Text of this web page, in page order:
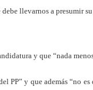
llevarnos a presumir
y que “nada
PP” y que además “no